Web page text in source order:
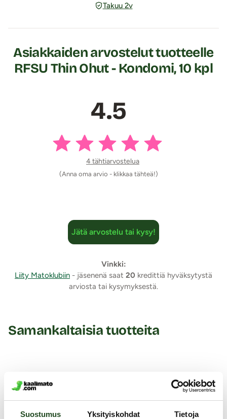
Suostumus Yksityiskohdat Tietoja
Takuu 2v
Asiakkaiden arvostelut tuotteelle
RFSU Thin Ohut - Kondomi, 10 kpl
4.5
4 tähtiarvostelua
(Anna oma arvio - klikkaa tähteä!)
Jätä arvostelu tai kysy!
Vinkki:
Liity Matoklubiin - jäsenenä saat 20 kredittiä hyväksytystä
arviosta tai kysymyksestä.
Samankaltaisia tuotteita